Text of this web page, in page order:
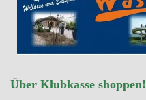
Über Klubkasse shoppen!